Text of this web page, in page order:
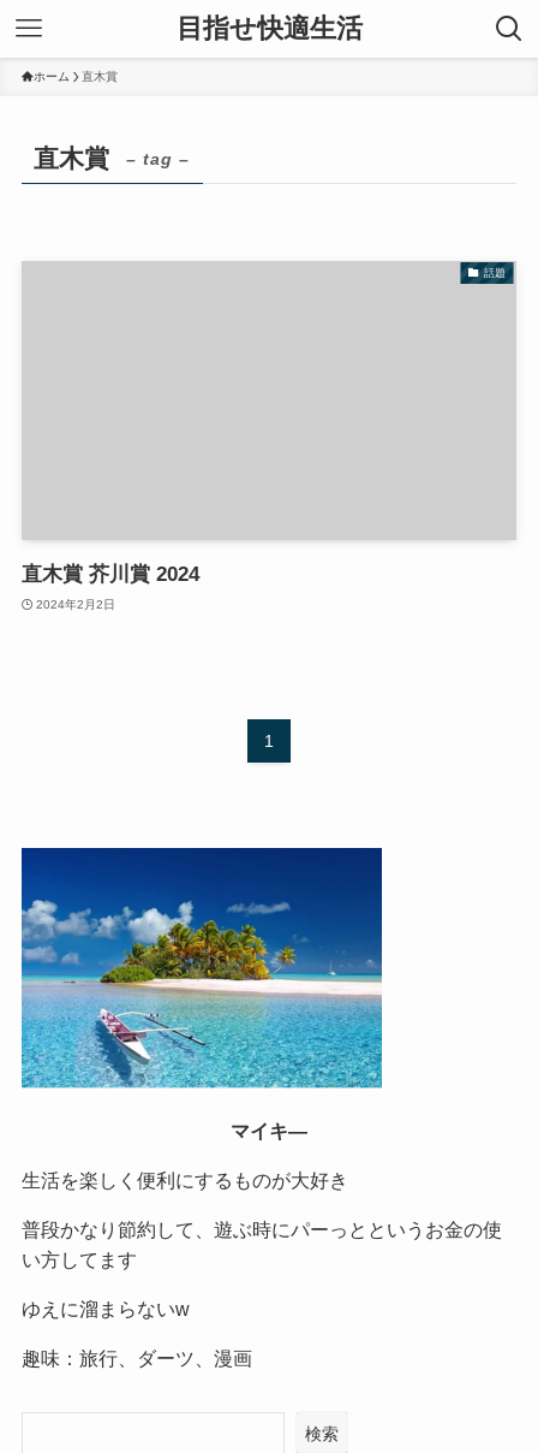
目指せ快適生活
ホーム 直木賞
直木賞 – tag –
話題
直木賞 芥川賞 2024
2024年2月2日
1
マイキ―
生活を楽しく便利にするものが大好き
普段かなり節約して、遊ぶ時にパーっとというお金の使
い方してます
ゆえに溜まらないw
趣味：旅行、ダーツ、漫画
検索